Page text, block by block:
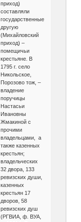
приход)
составляли
государственные,
другую
(Михайловский
приход) –
помещичьи
крестьяне. В
1795 г. село
Никольское,
Порозово тож, –
владение
поручицы
Настасьи
Ивановны
Жмакиной с
прочими
владельцами, а
также казенных
крестьян;
владельческих
32 двора, 133
ревизских души,
казенных
крестьян 17
дворов, 58
ревизских душ
(РГВИА, ф. ВУА,